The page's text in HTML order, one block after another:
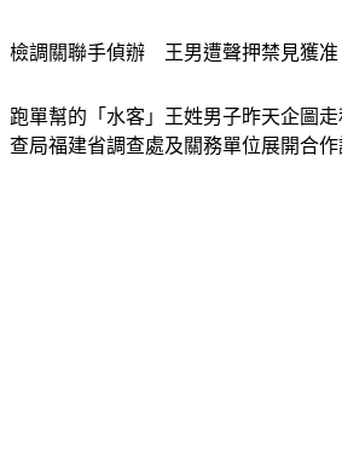
檢調關聯手偵辦　王男遭聲押禁見獲准
跑單幫的「水客」王姓男子昨天企圖
查局福建省調查處及關務單位展開合作